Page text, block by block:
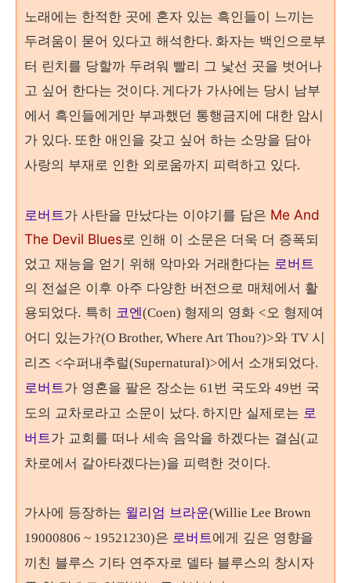
노래에는 한적한 곳에 혼자 있는 흑인들이 느끼는
두려움이 묻어 있다고 해석한다. 화자는 백인으로부
터 린치를 당할까 두려워 빨리 그 낯선 곳을 벗어나
고 싶어 한다는 것이다. 게다가 가사에는 당시 남부
에서 흑인들에게만 부과했던 통행금지에 대한 암시
가 있다. 또한 애인을 갖고 싶어 하는 소망을 담아
사랑의 부재로 인한 외로움까지 피력하고 있다.
로버트가 사탄을 만났다는 이야기를 담은 Me And
The Devil Blues로 인해 이 소문은 더욱 더 증폭되
었고 재능을 얻기 위해 악마와 거래한다는 로버트
의 전설은 이후 아주 다양한 버전으로 매체에서 활
용되었다. 특히 코엔(Coen) 형제의 영화 <오 형제여
어디 있는가?(O Brother, Where Art Thou?)>와 TV 시
리즈 <수퍼내추럴(Supernatural)>에서 소개되었다.
로버트가 영혼을 팔은 장소는 61번 국도와 49번 국
도의 교차로라고 소문이 났다. 하지만 실제로는 로
버트가 교회를 떠나 세속 음악을 하겠다는 결심(교
차로에서 갈아타겠다는)을 피력한 것이다.
가사에 등장하는 윌리엄 브라운(Willie Lee Brown
19000806 ~ 19521230)은 로버트에게 깊은 영향을
끼친 블루스 기타 연주자로 델타 블루스의 창시자